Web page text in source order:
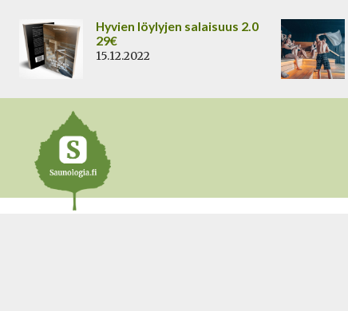
sisältöön
Hyvien löylyjen salaisuus 2.0
29€
15.12.2022